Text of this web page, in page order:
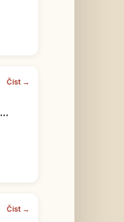
Číst →
Číst →